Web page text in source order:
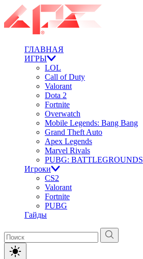
ГЛАВНАЯ
ИГРЫ
LOL
Call of Duty
Valorant
Dota 2
Fortnite
Overwatch
Mobile Legends: Bang Bang
Grand Theft Auto
Apex Legends
Marvel Rivals
PUBG: BATTLEGROUNDS
Игроки
CS2
Valorant
Fortnite
PUBG
Гайды